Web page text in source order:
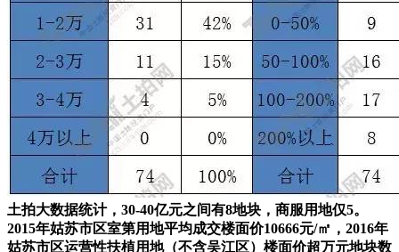
土拍大数据统计，30-40亿元之间有8地块，商服用地仅5。
2015年姑苏市区室第用地平均成交楼面价10666元/㎡，2016年
姑苏市区运营性扶植用地（不含吴江区）楼面价超万元地块数